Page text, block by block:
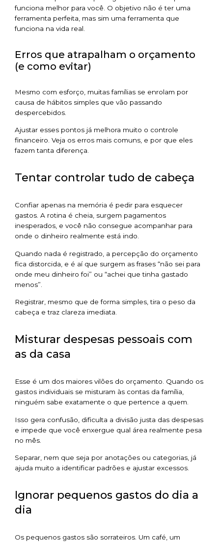
funciona melhor para você. O objetivo não é ter uma
ferramenta perfeita, mas sim uma ferramenta que
funciona na vida real.
Erros que atrapalham o orçamento
(e como evitar)
Mesmo com esforço, muitas famílias se enrolam por
causa de hábitos simples que vão passando
despercebidos.
Ajustar esses pontos já melhora muito o controle
financeiro. Veja os erros mais comuns, e por que eles
fazem tanta diferença.
Tentar controlar tudo de cabeça
Confiar apenas na memória é pedir para esquecer
gastos. A rotina é cheia, surgem pagamentos
inesperados, e você não consegue acompanhar para
onde o dinheiro realmente está indo.
Quando nada é registrado, a percepção do orçamento
fica distorcida, e é aí que surgem as frases “não sei para
onde meu dinheiro foi” ou “achei que tinha gastado
menos”.
Registrar, mesmo que de forma simples, tira o peso da
cabeça e traz clareza imediata.
Misturar despesas pessoais com
as da casa
Esse é um dos maiores vilões do orçamento. Quando os
gastos individuais se misturam às contas da família,
ninguém sabe exatamente o que pertence a quem.
Isso gera confusão, dificulta a divisão justa das despesas
e impede que você enxergue qual área realmente pesa
no mês.
Separar, nem que seja por anotações ou categorias, já
ajuda muito a identificar padrões e ajustar excessos.
Ignorar pequenos gastos do dia a
dia
Os pequenos gastos são sorrateiros. Um café, um